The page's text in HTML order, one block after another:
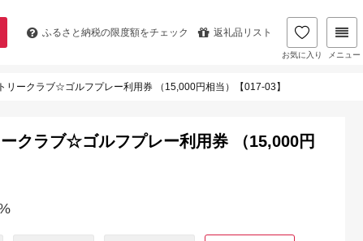
ふるさと納税の限度額をチェック 返礼品リスト
お気に入り メニュー
リークラブ☆ゴルフプレー利用券 （15,000円相当）【017-03】
クラブ☆ゴルフプレー利用券 （15,000円